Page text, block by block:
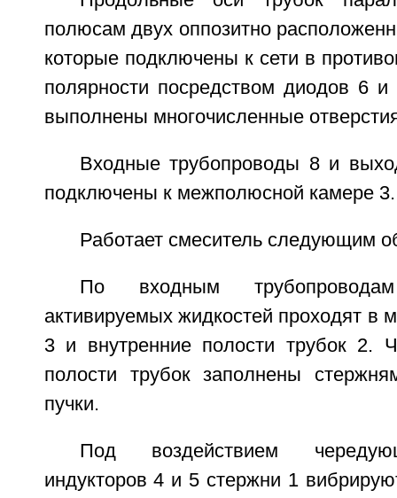
полюсам двух оппозитно
которые подключены к сети в
полярности посредством диодов 6
выполнены многочисленные
Входные трубопроводы 8 и
подключены к межполюсной камере 3.
Работает смеситель следующим
По входным
активируемых жидкостей проходят в
3 и внутренние полости трубок 2.
полости трубок заполнены
пучки.
Под воздействием
индукторов 4 и 5 стержни 1